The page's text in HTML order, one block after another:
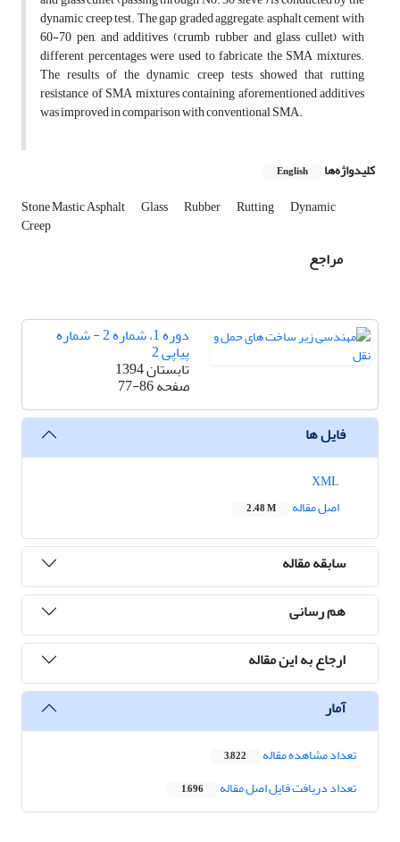
dynamic creep test. The gap graded aggregate, asphalt cement with
60-70 pen, and additives (crumb rubber and glass cullet) with
different percentages were used to fabricate the SMA mixtures.
The results of the dynamic creep tests showed that rutting
resistance of SMA mixtures containing aforementioned additives
was improved in comparison with conventional SMA.
کلیدواژه‌ها English
Stone Mastic Asphalt Glass Rubber Rutting Dynamic
Creep
مراجع
دوره 1، شماره 2 - شماره
پیاپی 2
تابستان 1394
صفحه77-86
فایل ها
اصل مقاله
2.48 M
سابقه مقاله
هم رسانی
ارجاع به این مقاله
آمار
تعداد مشاهده مقاله 3,822
تعداد دریافت فایل اصل مقاله 1,696